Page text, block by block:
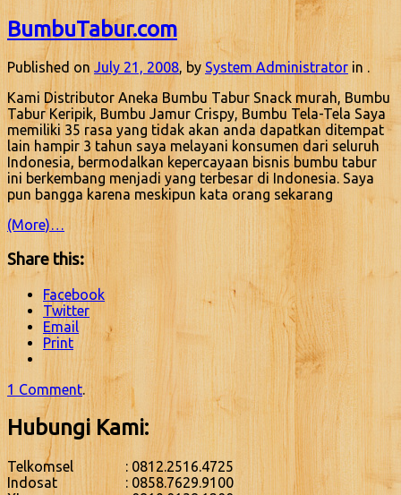
BumbuTabur.com
Published on July 21, 2008, bySystem Administrator in .
Kami Distributor Aneka Bumbu Tabur Snack murah, Bumbu
Tabur Keripik, Bumbu Jamur Crispy, Bumbu Tela-Tela Saya
memiliki 35 rasa yang tidak akan anda dapatkan ditempat
lain hampir 3 tahun saya melayani konsumen dari seluruh
Indonesia, bermodalkan kepercayaan bisnis bumbu tabur
ini berkembang menjadi yang terbesar di Indonesia. Saya
pun bangga karena meskipun kata orang sekarang
(More)…
Share this:
Facebook
Twitter
Email
Print
1 Comment.
Hubungi Kami:
Telkomsel
: 0812.2516.4725
Indosat
: 0858.7629.9100